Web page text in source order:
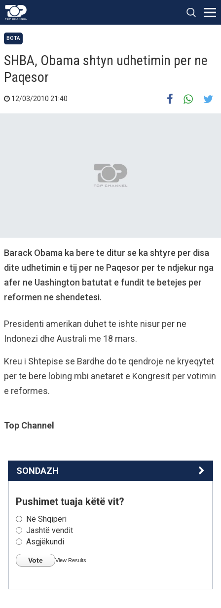
BOTA
SHBA, Obama shtyn udhetimin per ne
Paqesor
12/03/2010 21:40
Barack Obama ka bere te ditur se ka shtyre per disa
dite udhetimin e tij per ne Paqesor per te ndjekur nga
afer ne Uashington batutat e fundit te betejes per
reformen ne shendetesi.
Presidenti amerikan duhet te ishte nisur per ne
Indonezi dhe Australi me 18 mars.
Kreu i Shtepise se Bardhe do te qendroje ne kryeqytet
per te bere lobing mbi anetaret e Kongresit per votimin
e reformes.
Top Channel
SONDAZH
Pushimet tuaja këtë vit?
Në Shqipëri
Jashtë vendit
Asgjëkundi
Vote View Results